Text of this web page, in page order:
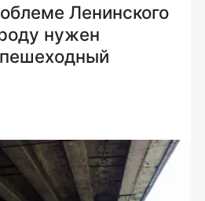
Ленинского
нужен